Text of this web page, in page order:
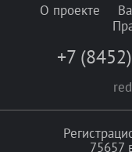
О проекте
+7
75657